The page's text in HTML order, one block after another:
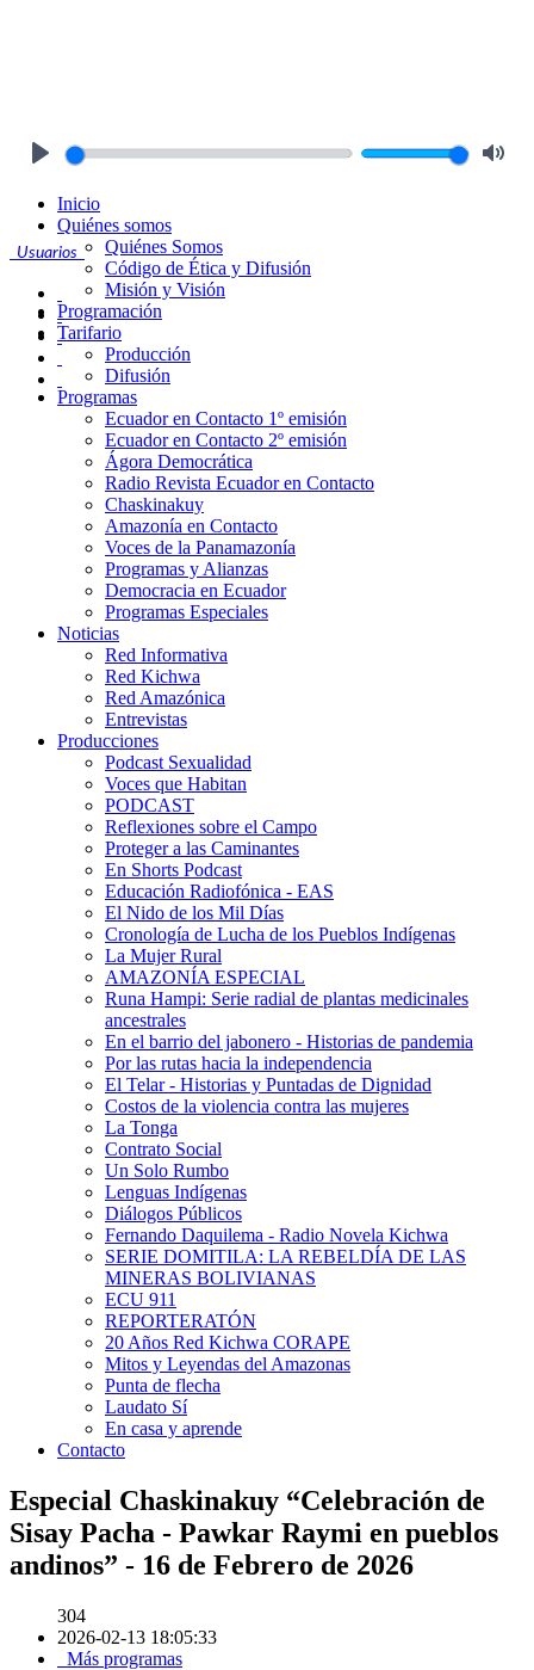
Usuarios
Inicio
Quiénes somos
Quiénes Somos
Código de Ética y Difusión
Misión y Visión
Programación
Tarifario
Producción
Difusión
Programas
Ecuador en Contacto 1º emisión
Ecuador en Contacto 2º emisión
Ágora Democrática
Radio Revista Ecuador en Contacto
Chaskinakuy
Amazonía en Contacto
Voces de la Panamazonía
Programas y Alianzas
Democracia en Ecuador
Programas Especiales
Noticias
Red Informativa
Red Kichwa
Red Amazónica
Entrevistas
Producciones
Podcast Sexualidad
Voces que Habitan
PODCAST
Reflexiones sobre el Campo
Proteger a las Caminantes
En Shorts Podcast
Educación Radiofónica - EAS
El Nido de los Mil Días
Cronología de Lucha de los Pueblos Indígenas
La Mujer Rural
AMAZONÍA ESPECIAL
Runa Hampi: Serie radial de plantas medicinales
ancestrales
En el barrio del jabonero - Historias de pandemia
Por las rutas hacia la independencia
El Telar - Historias y Puntadas de Dignidad
Costos de la violencia contra las mujeres
La Tonga
Contrato Social
Un Solo Rumbo
Lenguas Indígenas
Diálogos Públicos
Fernando Daquilema - Radio Novela Kichwa
SERIE DOMITILA: LA REBELDÍA DE LAS
MINERAS BOLIVIANAS
ECU 911
REPORTERATÓN
20 Años Red Kichwa CORAPE
Mitos y Leyendas del Amazonas
Punta de flecha
Laudato Sí
En casa y aprende
Contacto
Especial Chaskinakuy “Celebración de
Sisay Pacha - Pawkar Raymi en pueblos
andinos” - 16 de Febrero de 2026
304
2026-02-13 18:05:33
Más programas